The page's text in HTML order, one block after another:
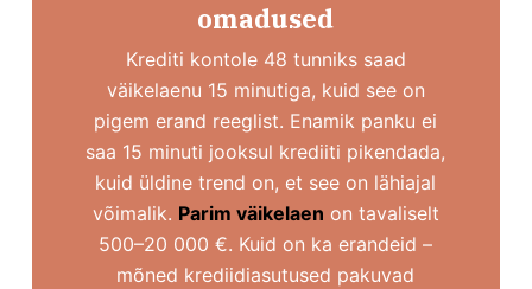
omadused
Krediti kontole 48 tunniks saad
väikelaenu 15 minutiga, kuid see on
pigem erand reeglist. Enamik panku ei
saa 15 minuti jooksul krediiti pikendada,
kuid üldine trend on, et see on lähiajal
võimalik. Parim väikelaen on tavaliselt
500–20 000 €. Kuid on ka erandeid –
mõned krediidiasutused pakuvad